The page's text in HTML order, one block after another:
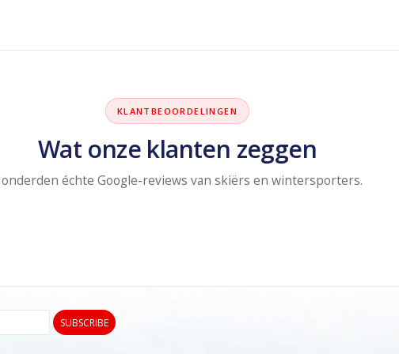
KLANTBEOORDELINGEN
Wat onze klanten zeggen
échte Google-reviews van skiërs en wintersporters.
SUBSCRIBE